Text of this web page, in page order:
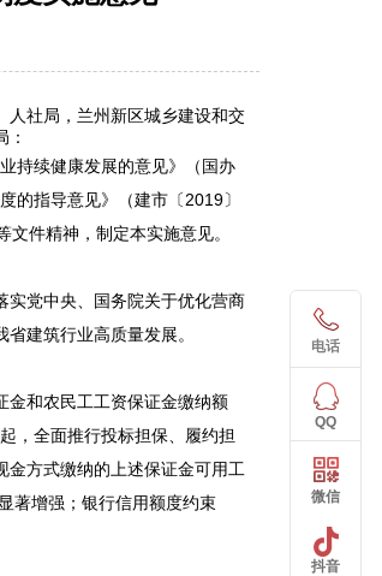
人社局，兰州新区城乡建设和交
持续健康发展的意见》（国办
的指导意见》（建市〔2019〕
件精神，制定本实施意见。
实党中央、国务院关于优化营商
建筑行业高质量发展。
金和农民工工资保证金缴纳额
，全面推行投标担保、履约担
金方式缴纳的上述保证金可用工
著增强；银行信用额度约束
电话
QQ
微信
抖音